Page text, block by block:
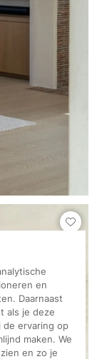
en
Daarnaast
als je deze
ervaring op
maken. We
en zo je